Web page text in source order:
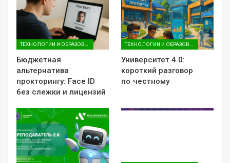
Бюджетная
альтернатива
прокторингу: Face ID
без слежки и лицензий
Университет 4.0:
короткий разговор
по‑честному